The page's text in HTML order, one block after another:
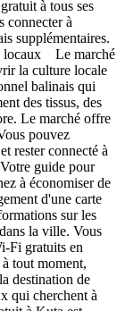
à tous ses
connecter à
supplémentaires.
locaux Le marché
la culture locale
balinais qui
des tissus, des
Le marché offre
pouvez
rester connecté à
guide pour
à économiser de
d'une carte
sur les
la ville. Vous
Fi gratuits en
tout moment,
destination de
qui cherchent à